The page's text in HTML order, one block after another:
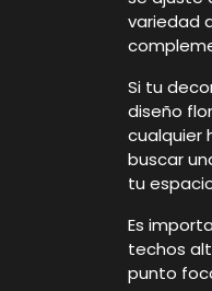
variedad
Si tu
diseño
cualquier
buscar
tu
Es
techos
punto